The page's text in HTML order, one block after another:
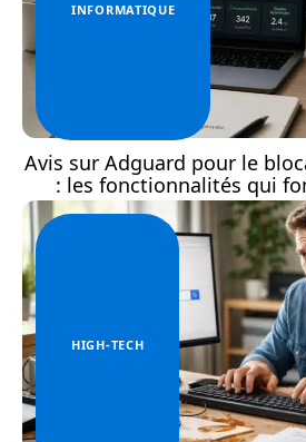
INFORMATIQUE
Avis sur Adguard pour le
: les fonctionnalités qui
HIGH-TECH